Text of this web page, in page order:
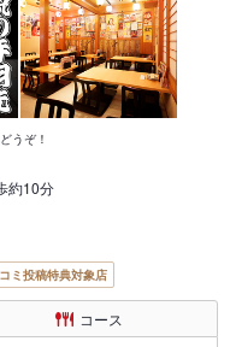
うぞ！
約10分
ミ投稿特典対象店
コース